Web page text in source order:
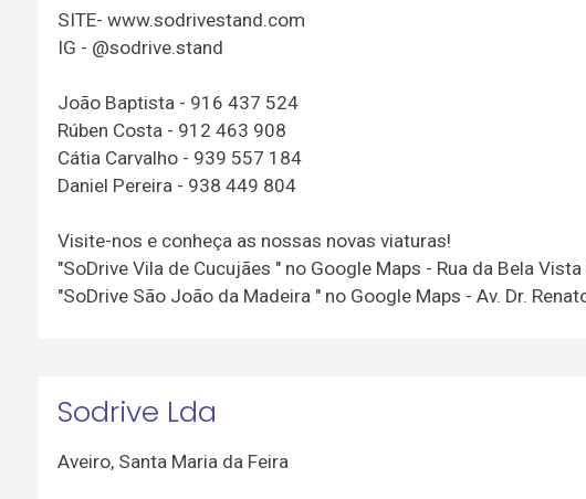
SITE- www.sodrivestand.com
IG - @sodrive.stand
João Baptista - 916 437 524
Rúben Costa - 912 463 908
Cátia Carvalho - 939 557 184
Daniel Pereira - 938 449 804
Visite-nos e conheça as nossas novas viaturas!
"SoDrive Vila de Cucujães " no Google Maps - Rua da Bela
"SoDrive São João da Madeira " no Google Maps - Av. Dr.
Sodrive Lda
Aveiro, Santa Maria da Feira